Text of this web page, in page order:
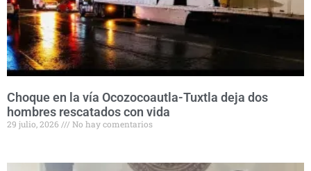
Choque en la vía Ocozocoautla-Tuxtla deja dos
hombres rescatados con vida
29 julio, 2026 No hay comentarios